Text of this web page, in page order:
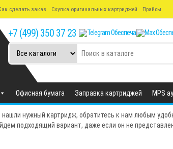
сделать заказ Скупка оригинальных картриджей Прайсы
+7 (499) 350 37 23
Офисная бумага Заправка картриджей MPS
нашли нужный картридж, обратитесь к нам любым
подходящий вариант, даже если он не